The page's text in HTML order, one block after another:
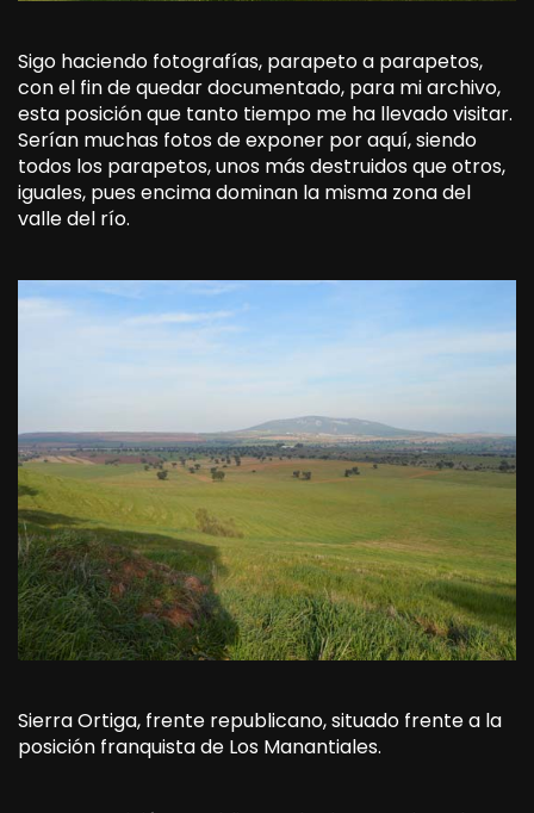
Sigo haciendo fotografías, parapeto a parapetos,
con el fin de quedar documentado, para mi archivo,
esta posición que tanto tiempo me ha llevado visitar.
Serían muchas fotos de exponer por aquí, siendo
todos los parapetos, unos más destruidos que otros,
iguales, pues encima dominan la misma zona del
valle del río.
Sierra Ortiga, frente republicano, situado frente a la
posición franquista de Los Manantiales.